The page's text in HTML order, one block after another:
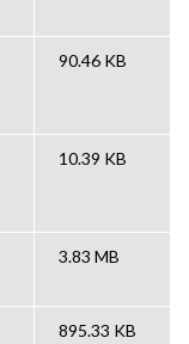
90.46 KB
10.39 KB
3.83 MB
895.33 KB